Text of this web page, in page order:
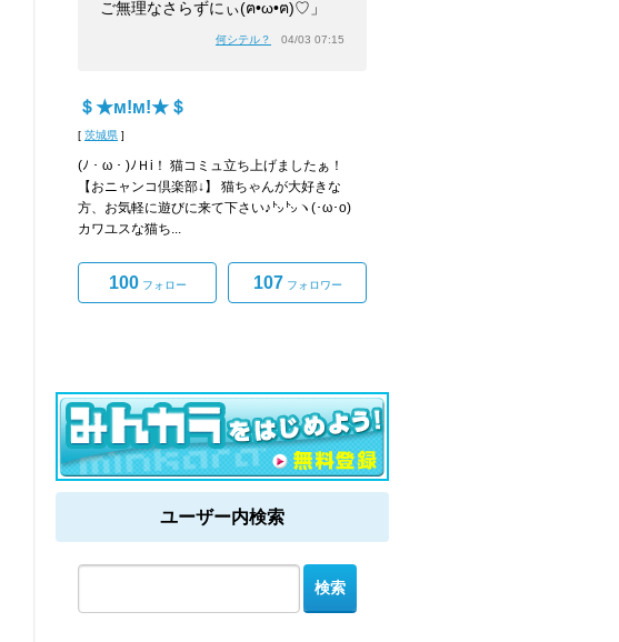
ご無理なさらずにぃ(ฅ•ω•ฅ)♡」
何シテル？ 04/03 07:15
＄★м!м!★＄
[ 茨城県 ]
(ﾉ・ω・)ﾉＨi！ 猫コミュ立ち上げましたぁ！
【おニャンコ倶楽部↓】 猫ちゃんが大好きな
方、お気軽に遊びに来て下さい♪㌧㌧ヽ(･ω･o)
カワユスな猫ち...
100フォロー 107 フォロワー
ユーザー内検索